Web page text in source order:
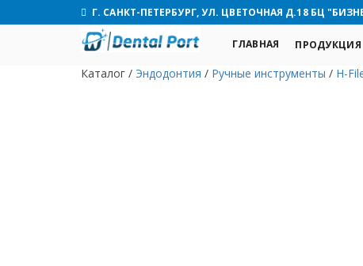
Г. САНКТ-ПЕТЕРБУРГ, УЛ. ЦВЕТОЧНАЯ Д.18 БЦ
ГЛАВНАЯ ПРОДУКЦИЯ
Каталог / Эндодонтия / Ручные инструменты / H-